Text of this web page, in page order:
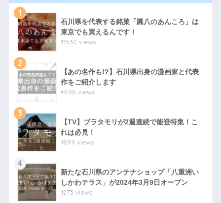
1
石川県を代表する銘菓「圓八のあんころ」は
東京でも買えるんです！
11530 views
2
【あの名作も!?】石川県出身の漫画家と代表
作をご紹介します
4898 views
3
【TV】ブラタモリが2週連続で能登特集！こ
れは必見！
1899 views
4
新たな石川県のアンテナショップ「八重洲い
しかわテラス」が2024年3月9日オープン
1273 views